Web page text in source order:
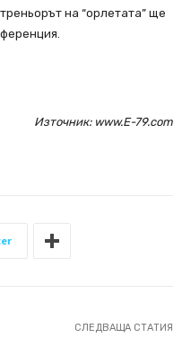
на “орлетата” ще
Източник: www.E-79.com
СЛЕДВАЩА СТАТИЯ